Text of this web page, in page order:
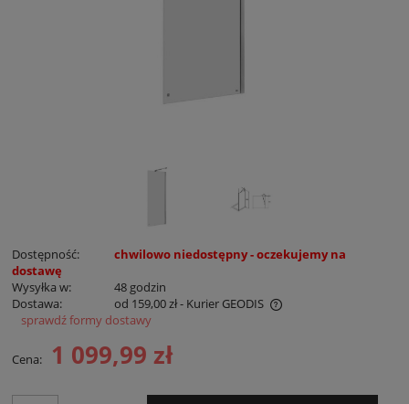
Dostępność:
chwilowo niedostępny - oczekujemy na
dostawę
Wysyłka w:
48 godzin
Dostawa:
od 159,00 zł- Kurier GEODIS
Cena nie zawiera ewentualnych kosztów płatności
sprawdź formy dostawy
Cena: 1 099,99 zł